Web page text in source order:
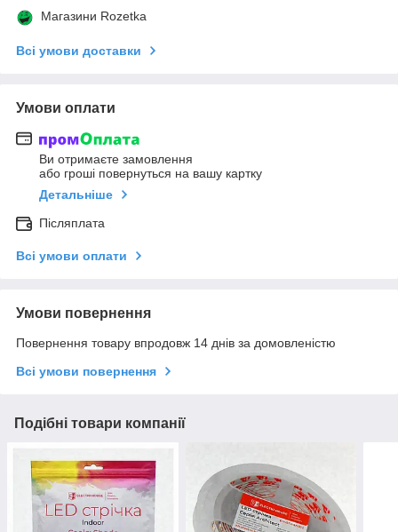
Магазини Rozetka
Всі умови доставки
Умови оплати
Ви отримаєте замовлення
або гроші повернуться на вашу картку
Детальніше
Післяплата
Всі умови оплати
Умови повернення
Повернення товару впродовж 14 днів за домовленістю
Всі умови повернення
Подібні товари компанії